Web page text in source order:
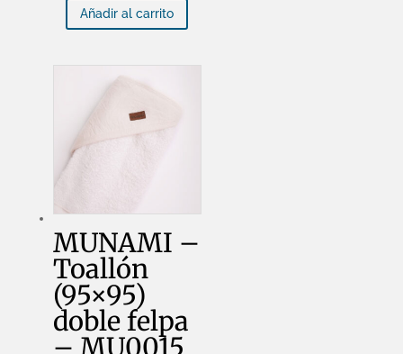
x
74)
MU0014
Añadir al carrito
MUNAMI –
Toallón
(95×95)
doble felpa
– MU0015